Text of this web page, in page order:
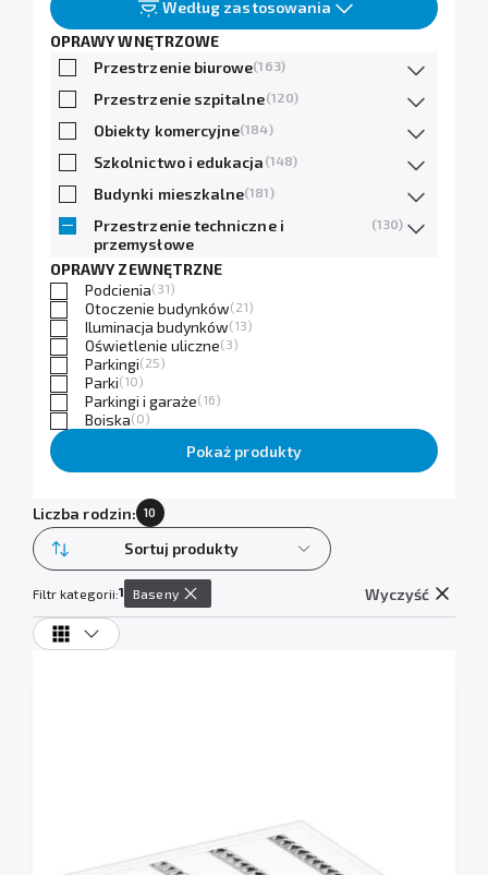
Według zastosowania
OPRAWY WNĘTRZOWE
Przestrzenie biurowe(163)
Przestrzenie szpitalne(120)
Obiekty komercyjne(184)
Szkolnictwo i edukacja (148)
Budynki mieszkalne(181)
Przestrzenie techniczne i
przemysłowe
(130)
OPRAWY ZEWNĘTRZNE
Podcienia(31)
Otoczenie budynków(21)
Iluminacja budynków(13)
Oświetlenie uliczne(3)
Parkingi(25)
Parki(10)
Parkingi i garaże(16)
Boiska(0)
Pokaż produkty
Liczba rodzin: 10
Sortuj produkty
Filtr kategorii:1 Baseny Wyczyść